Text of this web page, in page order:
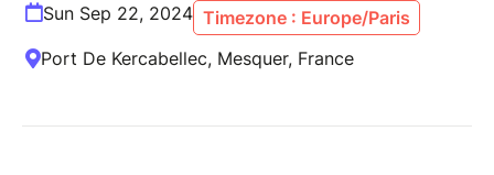
Sun Sep 22, 2024 Timezone : Europe/Paris
Port De Kercabellec, Mesquer, France